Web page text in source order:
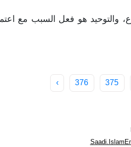
والتوحيد هو فعل السبب مع
375
376
›